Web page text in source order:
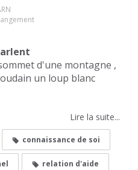
d'une montagne ,
un loup blanc
Lire la suite...
connaissance de soi
relation d'aide